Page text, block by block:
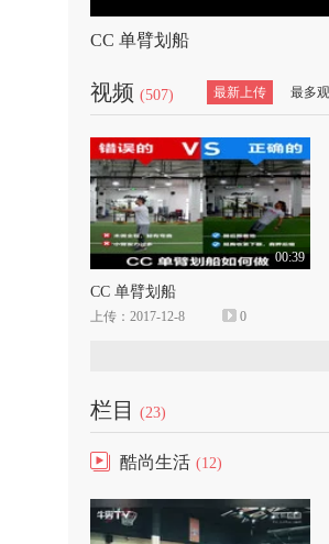
CC 单臂划船
视频 (507) 最新上传 最多
00:39
CC 单臂划船
上传：2017-12-8 0
栏目 (23)
酷尚生活 (12)